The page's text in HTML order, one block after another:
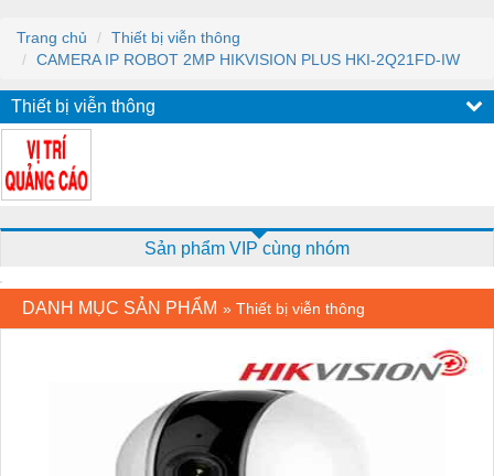
Trang chủ
Thiết bị viễn thông
CAMERA IP ROBOT 2MP HIKVISION PLUS HKI-2Q21FD-IW
Thiết bị viễn thông
Sản phẩm VIP cùng nhóm
DANH MỤC SẢN PHẨM » Thiết bị viễn thông